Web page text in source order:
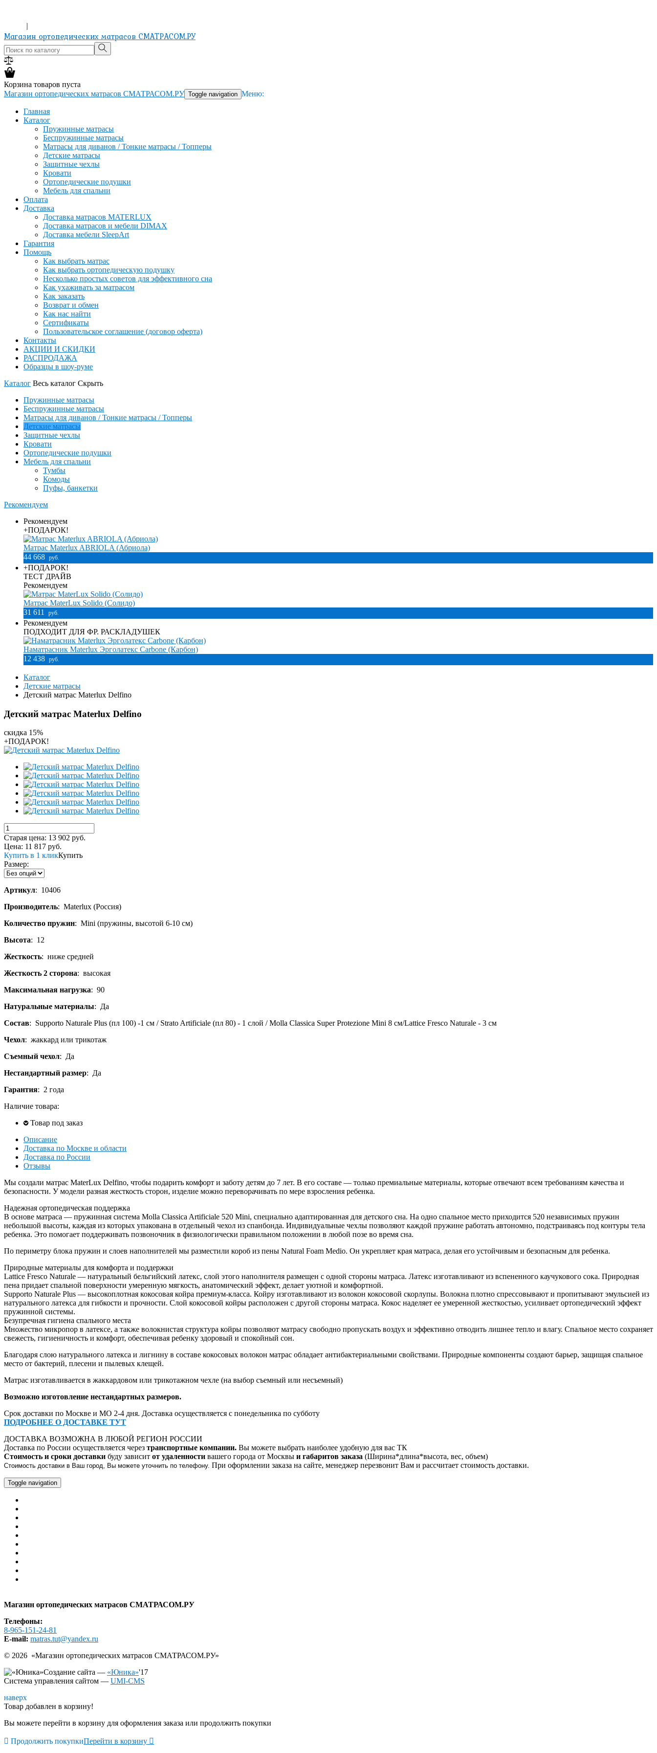
|
Магазин ортопедических матрасов СМАТРАСОМ.РУ
Корзина товаров пуста
Магазин ортопедических матрасов СМАТРАСОМ.РУ Toggle navigation Меню:
Главная
Каталог
Пружинные матрасы
Беспружинные матрасы
Матрасы для диванов / Тонкие матрасы / Топперы
Детские матрасы
Защитные чехлы
Кровати
Ортопедические подушки
Мебель для спальни
Оплата
Доставка
Доставка матрасов MATERLUX
Доставка матрасов и мебели DIMAX
Доставка мебели SleepArt
Гарантия
Помощь
Как выбрать матрас
Как выбрать ортопедическую подушку
Несколько простых советов для эффективного сна
Как ухаживать за матрасом
Как заказать
Возврат и обмен
Как нас найти
Сертификаты
Пользовательское соглашение (договор оферта)
Контакты
АКЦИИ И СКИДКИ
РАСПРОДАЖА
Образцы в шоу-руме
Каталог Весь каталог Скрыть
Пружинные матрасы
Беспружинные матрасы
Матрасы для диванов / Тонкие матрасы / Топперы
Детские матрасы
Защитные чехлы
Кровати
Ортопедические подушки
Мебель для спальни
Тумбы
Комоды
Пуфы, банкетки
Рекомендуем
Рекомендуем
+ПОДАРОК!
Матрас Materlux ABRIOLA (Абриола)
44 668 руб.
+ПОДАРОК!
ТЕСТ ДРАЙВ
Рекомендуем
Матрас MaterLux Solido (Солидо)
31 611
руб.
Рекомендуем
ПОДХОДИТ ДЛЯ ФР. РАСКЛАДУШЕК
Наматрасник Materlux Эрголатекс Carbone (Карбон)
12 438 руб.
Каталог
Детские матрасы
Детский матрас Materlux Delfino
Детский матрас Materlux Delfino
скидка 15%
+ПОДАРОК!
Старая цена: 13 902 руб.
Цена: 11 817 руб.
Купить в 1 кликКупить
Размер:
Артикул: 10406
Производитель: Materlux (Россия)
Количество пружин: Mini (пружины, высотой 6-10 см)
Высота: 12
Жесткость: ниже средней
Жесткость 2 сторона: высокая
Максимальная нагрузка: 90
Натуральные материалы: Да
Состав: Supporto Naturale Plus (пл 100) -1 см / Strato Artificiale (пл 80) - 1 слой / Molla Classica Super Protezione Mini 8 см/Lattice Fresco Naturale - 3 см
Чехол: жаккард или трикотаж
Съемный чехол: Да
Нестандартный размер: Да
Гарантия: 2 года
Наличие товара:
Товар под заказ
Описание
Доставка по Москве и области
Доставка по России
Отзывы
Мы создали матрас MaterLux Delfino, чтобы подарить комфорт и заботу детям до 7 лет. В его составе — только премиальные материалы, которые отвечают всем требованиям качества и
безопасности. У модели разная жесткость сторон, изделие можно переворачивать по мере взросления ребенка.
Надежная ортопедическая поддержка
В основе матраса — пружинная система Molla Classica Artificiale 520 Mini, специально адаптированная для детского сна. На одно спальное место приходится 520 независимых пружин
небольшой высоты, каждая из которых упакована в отдельный чехол из спанбонда. Индивидуальные чехлы позволяют каждой пружине работать автономно, подстраиваясь под контуры тела
ребенка. Это помогает поддерживать позвоночник в физиологически правильном положении в любой позе во время сна.
По периметру блока пружин и слоев наполнителей мы разместили короб из пены Natural Foam Medio. Он укрепляет края матраса, делая его устойчивым и безопасным для ребенка.
Природные материалы для комфорта и поддержки
Lattice Fresco Naturale — натуральный бельгийский латекс, слой этого наполнителя размещен с одной стороны матраса. Латекс изготавливают из вспененного каучукового сока. Природная
пена придает спальной поверхности умеренную мягкость, анатомический эффект, делает уютной и комфортной.
Supporto Naturale Plus — высокоплотная кокосовая койра премиум-класса. Койру изготавливают из волокон кокосовой скорлупы. Волокна плотно спрессовывают и пропитывают эмульсией из
натурального латекса для гибкости и прочности. Слой кокосовой койры расположен с другой стороны матраса. Кокос наделяет ее умеренной жесткостью, усиливает ортопедический эффект
пружинной системы.
Безупречная гигиена спального места
Множество микропор в латексе, а также волокнистая структура койры позволяют матрасу свободно пропускать воздух и эффективно отводить лишнее тепло и влагу. Спальное место сохраняет
свежесть, гигиеничность и комфорт, обеспечивая ребенку здоровый и спокойный сон.
Благодаря слою натурального латекса и лигнину в составе кокосовых волокон матрас обладает антибактериальными свойствами. Природные компоненты создают барьер, защищая спальное
место от бактерий, плесени и пылевых клещей.
Матрас изготавливается в жаккардовом или трикотажном чехле (на выбор съемный или несъемный)
Возможно изготовление нестандартных размеров.
Срок доставки по Москве и МО 2-4 дня. Доставка осуществляется с понедельника по субботу
ПОДРОБНЕЕ О ДОСТАВКЕ ТУТ
ДОСТАВКА ВОЗМОЖНА В ЛЮБОЙ РЕГИОН РОССИИ
Доставка по России осуществляется через транспортные компании. Вы можете выбрать наиболее удобную для вас ТК
Стоимость и сроки доставки буду зависит от удаленности вашего города от Москвы и габаритов заказа (Ширина*длина*высота, вес, объем)
Стоимость доставки в Ваш город, Вы можете уточнить по телефону. При оформлении заказа на сайте, менеджер перезвонит Вам и рассчитает стоимость доставки.
Toggle navigation
Магазин ортопедических матрасов СМАТРАСОМ.РУ
Телефоны:
8-965-151-24-81
E-mail: matras.tut@yandex.ru
© 2026 «Магазин ортопедических матрасов СМАТРАСОМ.РУ»
Создание сайта — «Юника»'17
Система управления сайтом — UMI-CMS
наверх
Товар добавлен в корзину!
Вы можете перейти в корзину для оформления заказа или продолжить покупки
 Продолжить покупкиПерейти в корзину 